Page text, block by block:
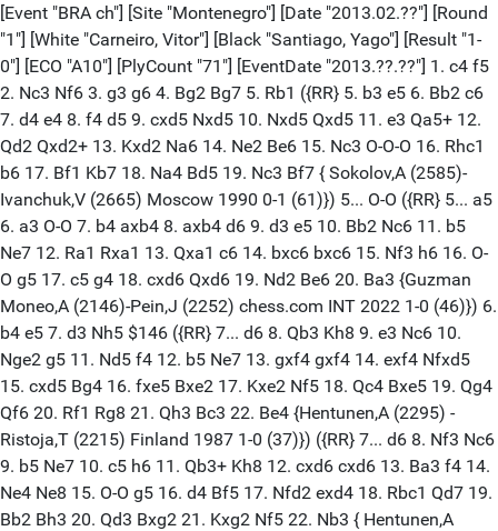
[Event "BRA ch"] [Site "Montenegro"] [Date "2013.02.??"] [Round "1"] [White "Carneiro, Vitor"] [Black "Santiago, Yago"] [Result "1-0"] [ECO "A10"] [PlyCount "71"] [EventDate "2013.??.??"] 1. c4 f5 2. Nc3 Nf6 3. g3 g6 4. Bg2 Bg7 5. Rb1 ({RR} 5. b3 e5 6. Bb2 c6 7. d4 e4 8. f4 d5 9. cxd5 Nxd5 10. Nxd5 Qxd5 11. e3 Qa5+ 12. Qd2 Qxd2+ 13. Kxd2 Na6 14. Ne2 Be6 15. Nc3 O-O-O 16. Rhc1 b6 17. Bf1 Kb7 18. Na4 Bd5 19. Nc3 Bf7 { Sokolov,A (2585)-Ivanchuk,V (2665) Moscow 1990 0-1 (61)}) 5... O-O ({RR} 5... a5 6. a3 O-O 7. b4 axb4 8. axb4 d6 9. d3 e5 10. Bb2 Nc6 11. b5 Ne7 12. Ra1 Rxa1 13. Qxa1 c6 14. bxc6 bxc6 15. Nf3 h6 16. O-O g5 17. c5 g4 18. cxd6 Qxd6 19. Nd2 Be6 20. Ba3 {Guzman Moneo,A (2146)-Pein,J (2252) chess.com INT 2022 1-0 (46)}) 6. b4 e5 7. d3 Nh5 $146 ({RR} 7... d6 8. Qb3 Kh8 9. e3 Nc6 10. Nge2 g5 11. Nd5 f4 12. b5 Ne7 13. gxf4 gxf4 14. exf4 Nfxd5 15. cxd5 Bg4 16. fxe5 Bxe2 17. Kxe2 Nf5 18. Qc4 Bxe5 19. Qg4 Qf6 20. Rf1 Rg8 21. Qh3 Bc3 22. Be4 {Hentunen,A (2295) -Ristoja,T (2215) Finland 1987 1-0 (37)}) ({RR} 7... d6 8. Nf3 Nc6 9. b5 Ne7 10. c5 h6 11. Qb3+ Kh8 12. cxd6 cxd6 13. Ba3 f4 14. Ne4 Ne8 15. O-O g5 16. d4 Bf5 17. Nfd2 exd4 18. Rbc1 Qd7 19. Bb2 Bh3 20. Qd3 Bxg2 21. Kxg2 Nf5 22. Nb3 { Hentunen,A (2295)-Pyhala,A (2385) Jyvaskyla 1987 1-0 (36)}) 8. Qb3 h6 9. c5+ Kh7 10. b5 Re8 11. Nf3 d6 12. cxd6 cxd6 13. Nh4 Be6 14. Bd5 Nd7 15. Ba3 Bxd5 16. Qxd5 e4 17. O-O Nb6 18. Qb3 d5 19. dxe4 dxe4 20. Rbd1 Qf6 21. Nd5 Nxd5 22. Rxd5 Nf4 23. Rd7 Nxe2+ 24. Kh1 Nd4 25. Bb2 Qe6 26. Rxg7+ Kxg7 27. Bxd4+ Kh7 28. Rc1 Qd7 29. Bxa7 e3 30. Bxe3 g5 31. Rd1 Qe7 32. Bc5 Qe4+ 33. f3 Qe6 34. Qxe6 Rxe6 35. Rd7+ Kg8 36. Nxf5 1-0 [Event "BRA ch"] [Site "Montenegro"] [Date "2013.02.??"] [Round "1"] [White "Gotz, Klaus"] [Black "Brito, Luismar"] [Result "1/2-1/2"] [ECO "E12"] [PlyCount "61"] [EventDate "2013.??.??"] 1. d4 Nf6 2. c4 e6 3. Nf3 b6 4. a3 Bb7 5. Nc3 Ne4 6. Nxe4 Bxe4 7. Bf4 Be7 8. e3 d6 9. Bd3 Bg6 $146 ({RR} 9... Bxd3 10. Qxd3 Nd7 11. e4 O-O 12. O-O a5 13. b3 Qc8 14. Rad1 Qb7 15. Rfe1 Rad8 16. d5 Bf6 17. Qc2 h6 18. h3 Rfe8 19. Nh2 b5 20. dxe6 Rxe6 21. cxb5 Rde8 22. Ng4 Rxe4 23. Rxe4 Rxe4 24. Bd2 {Wojtaszek,R (2727) -Efimenko,Z (2641) Porto Carras GRE 2018 1-0 (37)}) ({RR} 9... Bxd3 10. Qxd3 Nd7 11. O-O-O c5 12. Kb1 Rc8 13. Rc1 cxd4 14. exd4 Nf6 15. Bg5 O-O 16. d5 e5 17. Bxf6 Bxf6 18. h4 Qd7 19. Ng5 g6 20. f3 Bxg5 21. hxg5 f6 22. gxf6 Rxf6 23. Rhe1 Rf4 24. Re4 {Mamedyarov,S (2820)-Ivanchuk,V (2710) Batumi GEO 2018 1/2-1/ 2 (34)}) ({RR} 9... Bxd3 10. Qxd3 Nd7 11. e4 O-O 12. O-O Qc8 13. b4 Qb7 14. h3 Rfd8 15. Rfe1 a6 16. Rac1 Rac8 17. d5 e5 18. Be3 c6 19. Nd2 h6 20. Nb1 c5 21. Nd2 Rb8 22. Rc3 Rdc8 23. Rb1 Qc7 24. Qc2 {Macieja,B (2513)-Benjamin,J (2498) Ledyard USA 2023 1/2-1/2 (57)}) ({RR} 9... Bxd3 10. Qxd3 a5 11. b3 Nd7 12. e4 O-O 13. O-O Re8 14. Rfd1 Qc8 15. Re1 Qb7 16. Rad1 Rab8 17. d5 Bf6 18. e5 Nxe5 19. Nxe5 dxe5 20. Bxe5 Bxe5 21. Rxe5 exd5 22. Rxd5 Qc6 23. Rd7 g6 24. h3 { Cramling,P (2545)-Portisch,L (2600) London 1996 1/2-1/2}) 10. O-O Nd7 11. Qe2 Bf6 12. Rfd1 Qe7 13. Bxg6 hxg6 14. Rd2 O-O 15. Rad1 g5 16. Bg3 g6 17. b4 a5 18. c5 axb4 19. axb4 Rfc8 20. h3 Bg7 21. Qc4 d5 22. Qb5 c6 23. Qe2 bxc5 24. bxc5 e5 25. Bxe5 Nxe5 26. Nxe5 Bxe5 27. dxe5 Qxe5 28. Qg4 Rc7 29. Qd4 Re7 30. Ra1 Qxd4 31. exd4 1/2-1/2 [Event "BRA ch"] [Site "Montenegro"] [Date "2013.02.??"] [Round "1"] [White "Mekhitarian, Krikor"] [Black "Barbosa, Evandro Amorim"] [Result "1/2-1/2"] [ECO "B48"] [PlyCount "43"] [EventDate "2013.??.??"] 1. e4 {Potkin,V} c5 2. Nf3 e6 3. d4 cxd4 4. Nxd4 Nc6 5. Nc3 Qc7 6. Be3 a6 7. Qd2 Nf6 8. O-O-O Bb4 9. f3 Ne5 10. Nb3 b5 11. Qe1 Be7 12. f4 Ng6 13. e5 Ng4 14. Ne4 Nxe3 ({RR} 14... O-O 15. Bc5) 15. Qxe3 O-O 16. Bd3 ({RR} 16. h4 Bb7 17. h5 Rac8 ({RR} 17... Nxe5 18. fxe5 Qxe5 19. Re1 f5 20. Ned2) 18. Bd3 ({RR} 18. c3 Nxe5 ({RR} 18... Nh4) 19. fxe5 Qxe5 20. Rxd7 Qxe4 21. Qxe4 Bg5+) 18... Nxe5 19. fxe5 Qxe5 20. Nbd2 ({RR} 20. Qe2 f5 21. Ned2 Qxe2 22. Bxe2 Bxg2 23. Rhg1 Bc6) 20... f5 21. Nf3 Qc7 22. Neg5 ({RR} 22. Nc3 Bf6 23. Ne2 b4 24. Kb1 Rfe8 ({RR} 24... a5 25. Ned4 Bd5 26. Rhe1) 25. Ned4 ({RR} 25. Nc1 a5) 25... f4 26. Qd2 e5) 22... Bd5 ({RR} 22... h6 23. Nxe6 dxe6 24. Qxe6+ Kh8 25. Ne5) 23. Nh4 ({RR} 23. h6 g6 24. Kb1 Bf6) 23... Qc5 24. Qd2 Bf6 25. a3 b4 26. axb4 Qd4 27. c3 Bxg5 ({ RR} 27... Qxb4 28. Bxf5 Bxg5 29. Qxg5 Rxc3+) 28. Qxg5 Rxc3+ 29. Bc2 ({RR} 29. bxc3 Qxc3+ 30. Kb1 Qxb4+) 29... Rxc2+ 30. Kxc2 Rc8+ {Ter Sahakyan,S (2575) -Potkin,V (2653) Aix les Bains 2011 CBM 142 Extra [Potkin,V] 0-1 (34)}) ({RR} 16. Nd6 Bb7 17. h4 f6 18. h5 Nxf4 19. Qxf4 fxe5 20. Qxe5 Rf5 21. Qh2 Bg5+ 22. Kb1 Bf4 23. Qh4 Bxd6 24. h6 g6 25. Bd3 Rf4 26. Qg5 Be4 27. Bxe4 Rxe4 28. Qf6 Bf8 29. Nc5 Qxc5 30. Rxd7 Qf5 {Hakobyan,A (2074)-Kobak,P (1733) Yerevan ARM 2023 0-1 (35)}) 16... Bb7 17. Rhe1 Bd5 18. Kb1 Rfc8 $146 ({RR} 18... b4 19. h4 Rfb8 20. h5 Nf8 21. Qg3 Kh8 22. Ng5 Kg8 {1/2-1/2 (22) Pavlovic,D (2277) -Dimitrov,V (2450) Golubac 2008}) 19. Nd4 Qa5 20. Nb3 Qc7 21. Nd4 Qa5 22. Nb3 1/2-1/2 [Event "BRA ch"] [Site "Montenegro"] [Date "2013.02.??"] [Round "1"] [White "Mendonca, Mateus Nakajo"] [Black "Souza Neves, Andrey"] [Result "1-0"] [ECO "C00"] [PlyCount "103"] [EventDate "2013.??.??"] 1. e4 b6 2. d4 Bb7 3. Bd3 e6 4. Nf3 Nf6 5. Qe2 d5 6. e5 Ne4 7. Nbd2 Nxd2 8. Bxd2 Be7 9. h4 h6 ({RR} 9... c5 10. c3 a5 11. h5 Ba6 12. Bxa6 Nxa6 13. h6 g6 14. Rh3 cxd4 15. cxd4 Nb4 16. Kf1 Qd7 17. a3 Qa4 18. Rc1 Na2 19. Re1 b5 20. Bg5 b4 21. Bxe7 Kxe7 22. Ng5 Rhc8 23. Rf3 Rf8 24. Nxh7 {Firouzja,A (2777)-Pastar,S (2351) chess.com INT 2023 1-0}) 10. Rh3 $146 ({RR} 10. h5 c5 11. c3 a5 12. Rh3 Ba6 13. Rg3 Bxd3 14. Qxd3 c4 15. Qc2 Bf8 16. Ke2 Nc6 17. Rh1 b5 18. Nh4 Be7 19. Rxg7 Bxh4 20. Rxf7 Kxf7 21. Qg6+ Kf8 22. Bxh6+ Rxh6 23. Qxh6+ Ke7 24. Rxh4 Qh8 {Honfi,K-Sahovic,D (2420) Vrnjacka Banja 1976 1/2-1/2 (58)}) ({RR} 10. h5 c5 11. c3 Qc8 12. Nh4 Ba6 13. Bxa6 Qxa6 14. Qg4 Kf8 15. Ng6+ fxg6 16. Qxe6 Qb7 17. hxg6 Ke8 18. Qf7+ Kd7 19. e6+ Kc6 20. Qxg7 Na6 21. Rh5 Bd6 22. Qxb7+ Kxb7 23. Rxd5 Rad8 24. Rf5 cxd4 {Trella,T (2082)-Wagenknecht,U (2066) Germany 2004 1-0 (33)}) 10... a5 11. Rg3 g6 12. h5 g5 13. Nh2 Ba6 14. Ng4 Bxd3 15. Qxd3 c5 16. c3 c4 17. Qc2 b5 18. Kf1 Nd7 19. Re1 Qb6 20. Rf3 Nf8 21. Kg1 Rb8 22. a3 Rh7 23. Rf6 b4 24. axb4 axb4 25. Rxh6 Rxh6 26. Nxh6 bxc3 27. Bxc3 Bb4 28. Qa4+ Qb5 29. Qxb5+ Rxb5 30. Ra1 Bxc3 31. Ra8+ Ke7 32. Ng8+ Kd7 33. Nf6+ Kc7 34. bxc3 Rb8 35. Rxb8 Kxb8 36. h6 Kc7 37. Kf1 Kc6 38. Ke2 Kb5 39. Kd2 Kc6 40. Ke3 Kb5 41. g3 Ng6 42. h7 Ka4 43. Ng4 Kb3 44. Kd2 Kb2 45. Nh2 f6 46. exf6 e5 47. Nf3 exd4 48. Nxd4 Nh8 49. f3 Nf7 50. Ne6 Nh8 51. Nxg5 d4 52. Ne4 1-0 [Event "BRA ch"] [Site "Montenegro"] [Date "2013.02.??"] [Round "1"] [White "Menna Barreto, Felipe"] [Black "Macedo, Maximo Iack"] [Result "1/2-1/2"] [ECO "E52"] [PlyCount "27"] [EventDate "2013.??.??"] 1. d4 Nf6 2. c4 e6 3. Nc3 Bb4 4. Nf3 b6 5. Bd2 Bb7 6. e3 O-O 7. Bd3 d5 8. cxd5 exd5 9. O-O Nbd7 10. Rc1 Be7 11. Ne5 c5 ({RR} 11... Nxe5 12. dxe5 Nd7 13. f4 Nc5 14. Be2 d4 15. Nb5 d3 16. Bf3 Ne4 17. Rxc7 Nxd2 18. Qxd2 Bxf3 19. gxf3 a6 20. Rxe7 axb5 21. Qb4 Rxa2 22. e6 Rxb2 23. Qa3 Ra2 24. exf7+ Kh8 25. Qxa2 Qxe7 26. Kf2 {Mayrhuber,N (2117)-Batsiashvili,N (2462) Germany GER 2023 0-1 (42)}) 12. Qe2 $146 ({RR} 12. f4 Re8 13. Qf3 a6 14. Kh1 Nf8 15. Be1 b5 16. Bh4 Qb6 17. Bxf6 Bxf6 18. Nxd5 Bxd5 19. Qxd5 cxd4 20. Qxf7+ Kh8 21. Rc6 Qd8 22. Qh5 Bxe5 23. fxe5 h6 24. Rxh6+ gxh6 25. Qxh6+ Kg8 26. Rxf8+ Rxf8 {Bluebaum,M (2647) -Szustakowski,A (2295) chess.com INT 2020 1-0}) ({RR} 12. Be1 cxd4 13. Nxd7 Qxd7 14. Nb5 Rac8 15. Rxc8 Rxc8 16. Nxd4 Ne4 17. f3 Nc5 18. Bf5 Ne6 19. Bc3 Bf8 20. f4 Qe8 21. Bxe6 fxe6 22. Qg4 Bc5 23. h3 Qg6 24. Qh4 Qf6 25. Qe1 Qf7 26. Kh2 Ba6 {Le,Q (2728)-Niemann,H (2687) Miami USA 2022 1/2-1/2 (46)}) 12... Bd6 13. f4 Ne4 14. Nxe4 1/2-1/2 [Event "BRA ch"] [Site "Montenegro"] [Date "2013.02.??"] [Round "1"] [White "Molina, Roberto Junio"] [Black "Olivencia, Flavio"] [Result "1-0"] [ECO "A44"] [PlyCount "65"] [EventDate "2013.??.??"] 1. d4 c5 2. d5 e5 3. e4 d6 4. Be2 Be7 5. Nf3 Bg4 6. Nfd2 Bxe2 7. Qxe2 Bg5 8. O-O Ne7 9. Qb5+ Kf8 $146 ({RR} 9... Qd7 10. Nc4 Qxb5 11. Nxd6+ Kd7 12. Nxb5 Bxc1 13. Rxc1 a6 14. N5c3 b5 15. a4 b4 16. Nd1 Nc8 17. Nd2 Nd6 18. Ne3 Ke7 19. c3 Nd7 20. cxb4 cxb4 21. Rc6 g6 22. Nec4 Nxc4 23. Nxc4 Rac8 24. Rc1 { Blagojevic,D (2492)-Krstonijevic,S (2098) Podgorica MNE 2020 1-0 (41)}) ({RR} 9... Qd7 10. Nc4 Qxb5 11. Nxd6+ Kd7 12. Nxb5 Bxc1 13. Rxc1 a6 14. N5c3 b5 15. a4 b4 16. Nd1 Nc8 17. Nd2 Nd6 18. Ne3 Ke7 19. c3 Nd7 20. cxb4 cxb4 21. Rc6 g6 22. Nec4 Nxc4 23. Nxc4 Rac8 24. Rc1 {Blagojevic,D (2492)-Krstonijevic,S (2098) Podgorica MNE 2020 1-0 (41)}) 10. Qxb7 Nd7 11. Qb5 Nf6 12. Qe2 Rb8 13. Nc4 Bxc1 14. Rxc1 Ng6 15. g3 h5 16. h4 Nxh4 17. gxh4 Ng4 18. f3 Qxh4 19. fxg4 Rh6 20. Nbd2 Rg6 21. Ne3 Qg3+ 22. Ng2 Rxg4 23. Rf1 Rxb2 24. Qf2 Qxf2+ 25. Rxf2 Rxc2 26. Rb1 f6 27. Rb8+ Ke7 28. Rb7+ Ke8 29. Rxa7 h4 30. Kh2 Rg3 31. Nxh4 Rd3 32. Nhf3 g5 33. Kg3 1-0 [Event "BRA ch"] [Site "Montenegro"] [Date "2013.02.??"] [Round "2"] [White "Barbosa, Evandro Amorim"] [Black "Mendonca, Mateus Nakajo"] [Result "1-0"] [ECO "C65"] [PlyCount "99"] [EventDate "2013.??.??"] 1. e4 e5 2. Nf3 Nc6 3. Bb5 Nf6 4. d3 Bc5 5. c3 O-O 6. O-O d6 7. h3 Ne7 8. d4 Bb6 9. Re1 Ng6 10. Nbd2 c6 11. Ba4 ({RR} 11. Bf1 Re8 12. Qc2 Bc7 13. dxe5 Nxe5 14. Nxe5 dxe5 15. a4 Nh5 16. Nc4 Be6 17. Be3 Nf4 18. Qd1 Qf6 19. Kh2 Rad8 20. Qf3 Nd3 21. Qxf6 gxf6 22. Bxd3 Rxd3 23. Nd2 Red8 24. Nf1 a5 25. g4 Bb3 { Carlsen,M (2847)-Radjabov,T (2765) chess24.com INT 2021 1/2-1/2}) 11... Bc7 12. Bc2 Re8 13. Nf1 ({RR} 13. a4 a5 14. Nf1 d5 15. Bg5 exd4 16. exd5 Rxe1 17. Qxe1 dxc3 18. Qxc3 cxd5 19. Bxf6 gxf6 20. Ne3 Be6 21. Rd1 Rc8 22. Qd3 Bb6 23. Nd4 Qc7 24. Bb3 Nf4 25. Qb5 Bxd4 26. Rxd4 Qe5 27. Rd1 Qxb2 {Hou Yifan (2628)-Ju,W (2550) Shenzhen CHN 2023 0-1 (63)}) 13... exd4 $146 ({RR} 13... h6 14. Ng3 Be6 15. Be3 a5 16. a4 Qd7 17. Bd3 Rad8 18. Qd2 Qe7 19. Rad1 Qf8 20. Qc1 Bc8 21. Bc2 Be6 22. Bd3 Kh8 23. Bc2 Qg8 24. Nf5 Bxf5 25. exf5 Nf8 26. dxe5 dxe5 27. Rxd8 Rxd8 28. Nd2 {Sinitsina,A (2149)-Garifullina,L (2364) Antalya TUR 2022 1/2-1/2 (57)